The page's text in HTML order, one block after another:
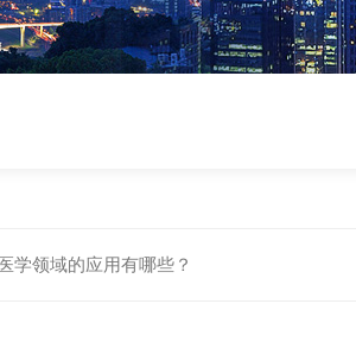
学领域的应用有哪些？